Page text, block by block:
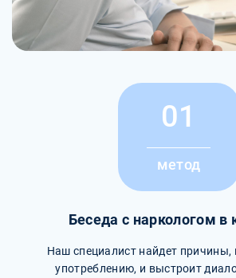
01
метод
Беседа с наркологом в
Наш специалист найдет причины,
употреблению, и выстроит